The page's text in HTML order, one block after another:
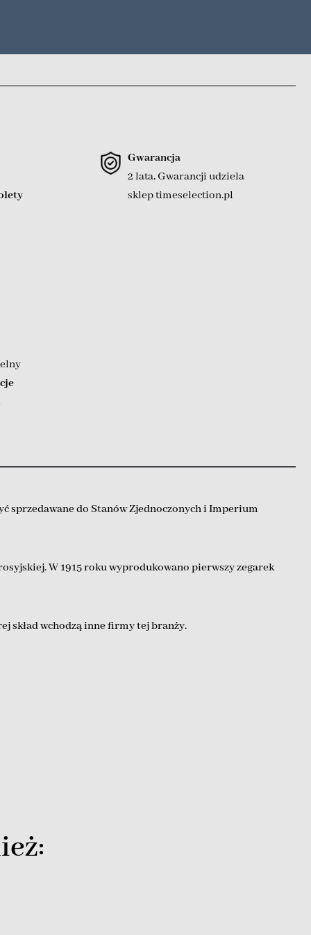
Gwarancja
2 lata, Gwarancji udziela
sklep timeselection.pl
sprzedawane do Stanów Zjednoczonych i Imperium
W 1915 roku wyprodukowano pierwszy zegarek
skład wchodzą inne firmy tej branży.